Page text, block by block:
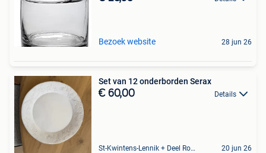
Bezoek website 28 jun 26
Set van 12 onderborden Serax
€ 60,00 Details
St-Kwintens-Lennik + Deel Roosdaal 20 jun 26